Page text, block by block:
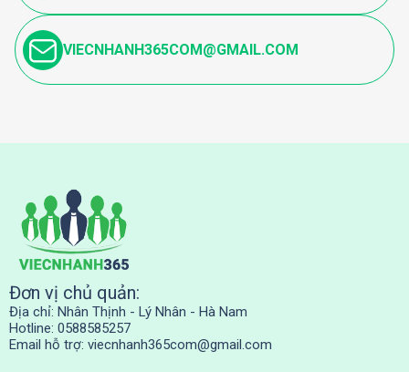
VIECNHANH365COM@GMAIL.COM
Đơn vị chủ quản:
Địa chỉ: Nhân Thịnh - Lý Nhân - Hà Nam
Hotline: 0588585257
Email hỗ trợ: viecnhanh365com@gmail.com